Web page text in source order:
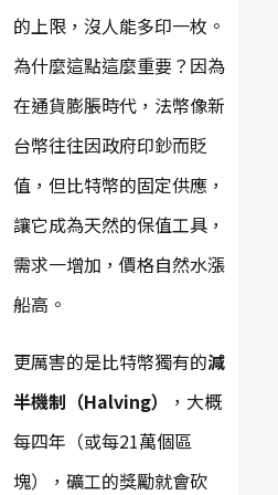
的上限，沒人能多印一枚。
為什麼這點這麼重要？因為
在通貨膨脹時代，法幣像新
台幣往往因政府印鈔而貶
值，但比特幣的固定供應，
讓它成為天然的保值工具，
需求一增加，價格自然水漲
船高。
更厲害的是比特幣獨有的減
半機制（Halving）
，大概
每四年（或每21萬個區
塊），礦工的獎勵就會砍